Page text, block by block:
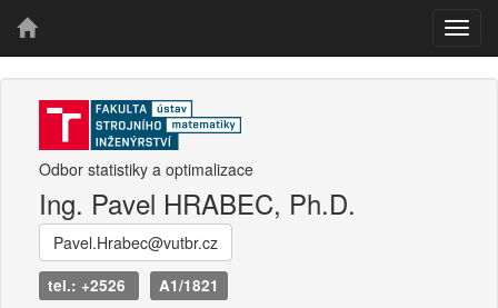
Odbor statistiky a optimalizace
Ing. Pavel HRABEC, Ph.D.
Pavel.Hrabec@vutbr.cz
tel.: +2526 A1/1821